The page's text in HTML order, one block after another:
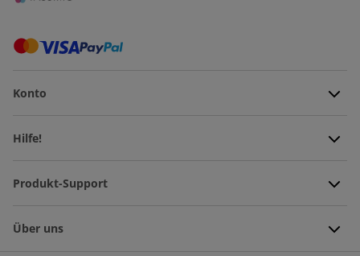
Konto
Hilfe!
Produkt-Support
Über uns